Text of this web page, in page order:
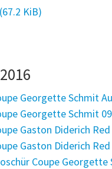
(67.2 KiB)
Georgette Schmit
Georgette Schmit
Gaston Diderich
Gaston Diderich
Coupe Georgette